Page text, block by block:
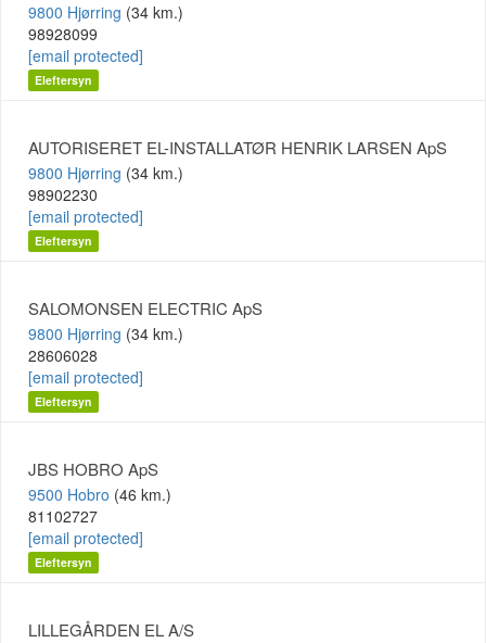
9800 Hjørring (34 km.)
98928099
[email protected]
Eleftersyn
AUTORISERET EL-INSTALLATØR HENRIK LARSEN ApS
9800 Hjørring (34 km.)
98902230
[email protected]
Eleftersyn
SALOMONSEN ELECTRIC ApS
9800 Hjørring (34 km.)
28606028
[email protected]
Eleftersyn
JBS HOBRO ApS
9500 Hobro (46 km.)
81102727
[email protected]
Eleftersyn
LILLEGÅRDEN EL A/S